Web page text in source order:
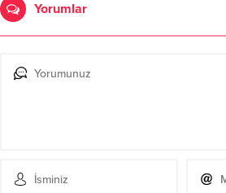
Yorumlar